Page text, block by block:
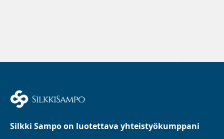
Silkki Sampo on luotettava yhteistyökumppani